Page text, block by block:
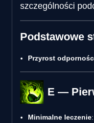
szczególności
Podstawowe
Przyrost
E —
Minimalne leczenie